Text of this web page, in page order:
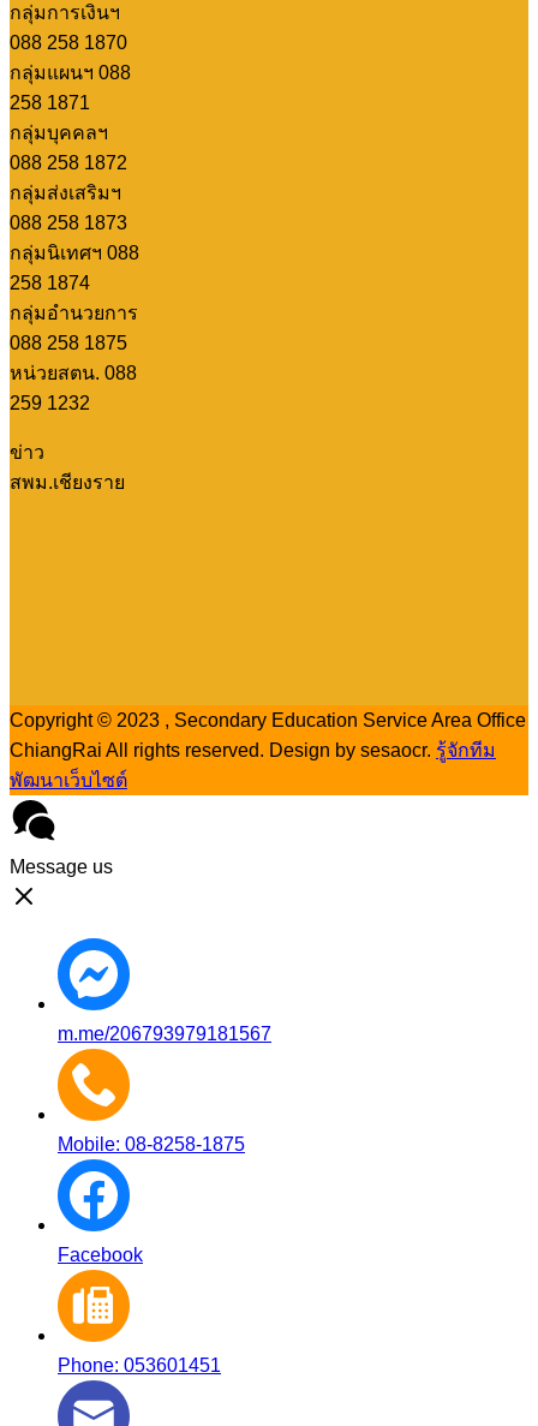
กลุ่มการเงินฯ
088 258 1870
กลุ่มแผนฯ 088
258 1871
กลุ่มบุคคลฯ
088 258 1872
กลุ่มส่งเสริมฯ
088 258 1873
กลุ่มนิเทศฯ 088
258 1874
กลุ่มอำนวยการ
088 258 1875
หน่วยสตน. 088
259 1232
ข่าว
สพม.เชียงราย
Copyright © 2023 , Secondary Education Service Area Office
ChiangRai All rights reserved. Design by sesaocr. รู้จักทีม
พัฒนาเว็บไซต์
Message us
m.me/206793979181567
Mobile: 08-8258-1875
Facebook
Phone: 053601451